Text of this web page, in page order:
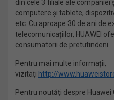
din cele 3 filiale ale
computere și tablete,
etc. Cu aproape 30 de ani de
telecomunicațiilor, HUAWEI
consumatorii de pretutindeni.
Pentru mai multe informații,
vizitați http://
Pentru noutăți despre Huawei